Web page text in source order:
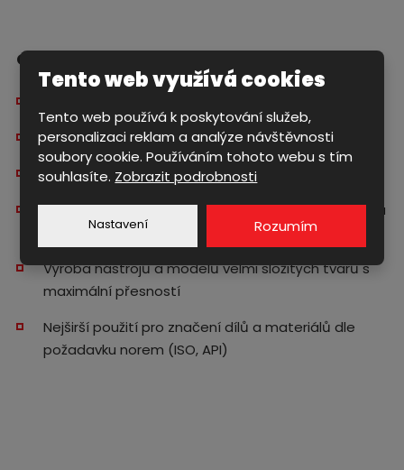
Obecné využití pro V + V
Obrábění složitých tvarů, výroba forem a modelů
Obrábění kuželových elipsovitých tvarů
Velmi přesné obrábění rotačních tvarů do průměru
500 mm
Výroba nástrojů a modelů velmi složitých tvarů s
maximální přesností
Nejširší použití pro značení dílů a materiálů dle
požadavku norem (ISO, API)
Tento web využívá cookies
Tento web používá k poskytování služeb,
personalizaci reklam a analýze návštěvnosti
soubory cookie. Používáním tohoto webu s tím
souhlasíte. Zobrazit podrobnosti
Nastavení Rozumím